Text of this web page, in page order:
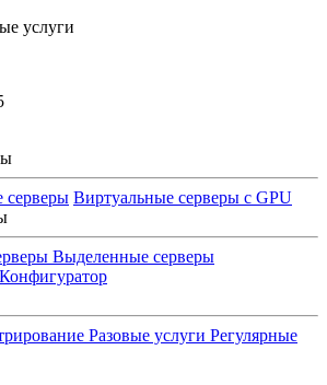
услуги
серверы Виртуальные серверы с GPU
Выделенные серверы
Конфигуратор
Разовые услуги Регулярные